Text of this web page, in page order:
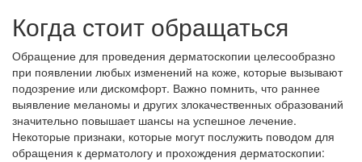
Когда стоит обращаться
Обращение для проведения дерматоскопии целесообразно
при появлении любых изменений на коже, которые вызывают
подозрение или дискомфорт. Важно помнить, что раннее
выявление меланомы и других злокачественных образований
значительно повышает шансы на успешное лечение.
Некоторые признаки, которые могут послужить поводом для
обращения к дерматологу и прохождения дерматоскопии: